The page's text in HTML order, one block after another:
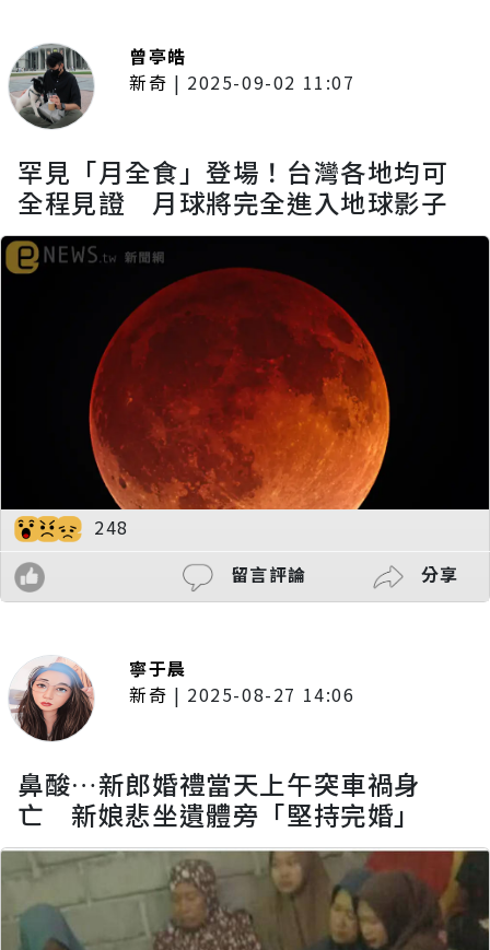
曾亭皓
新奇 | 2025-09-02 11:07
罕見「月全食」登場！台灣各地均可
全程見證 月球將完全進入地球影子
248
留言評論
分享
寧于晨
新奇 | 2025-08-27 14:06
鼻酸…新郎婚禮當天上午突車禍身
亡 新娘悲坐遺體旁「堅持完婚」